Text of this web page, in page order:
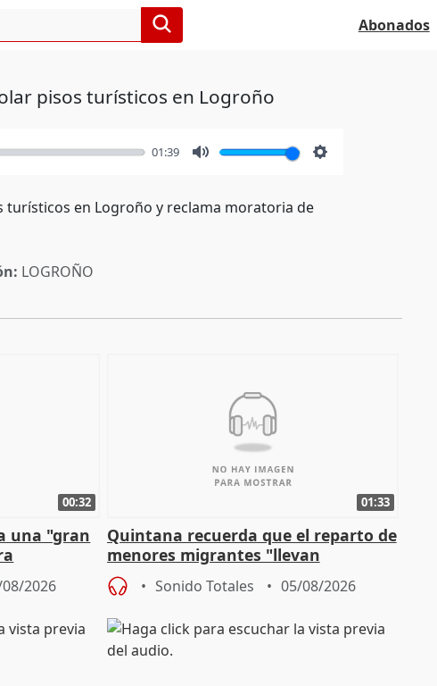
Abonados
pisos turísticos en Logroño
01:39
turísticos en Logroño y reclama moratoria de
LOGROÑO
00:32
una "gran
2026
01:33
Quintana recuerda que el reparto de
menores migrantes "llevan
aportación del Gobierno" central
Sonido Totales 05/08/2026